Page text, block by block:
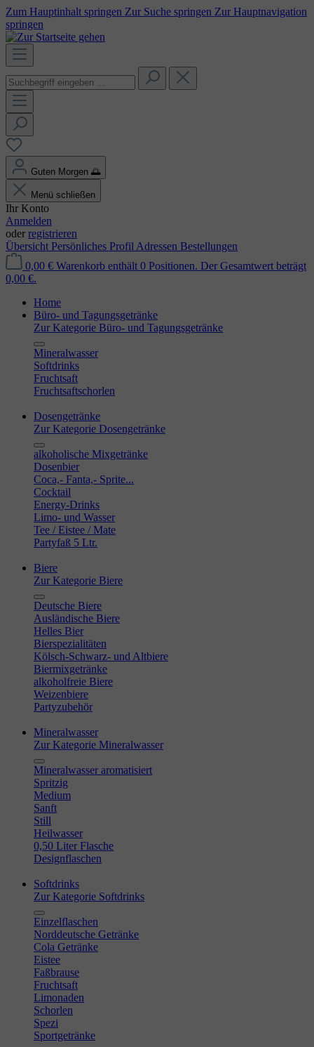
Zum Hauptinhalt springen Zur Suche springen Zur Hauptnavigation
springen
Guten Morgen 🌅
Menü schließen
Ihr Konto
Anmelden
oder registrieren
Übersicht Persönliches Profil Adressen Bestellungen
0,00 € Warenkorb enthält 0 Positionen. Der Gesamtwert beträgt
0,00 €.
Home
Büro- und Tagungsgetränke
Zur Kategorie Büro- und Tagungsgetränke
Mineralwasser
Softdrinks
Fruchtsaft
Fruchtsaftschorlen
Dosengetränke
Zur Kategorie Dosengetränke
alkoholische Mixgetränke
Dosenbier
Coca,- Fanta,- Sprite...
Cocktail
Energy-Drinks
Limo- und Wasser
Tee / Eistee / Mate
Partyfaß 5 Ltr.
Biere
Zur Kategorie Biere
Deutsche Biere
Ausländische Biere
Helles Bier
Bierspezialitäten
Kölsch-Schwarz- und Altbiere
Biermixgetränke
alkoholfreie Biere
Weizenbiere
Partyzubehör
Mineralwasser
Zur Kategorie Mineralwasser
Mineralwasser aromatisiert
Spritzig
Medium
Sanft
Still
Heilwasser
0,50 Liter Flasche
Designflaschen
Softdrinks
Zur Kategorie Softdrinks
Einzelflaschen
Norddeutsche Getränke
Cola Getränke
Eistee
Faßbrause
Fruchtsaft
Limonaden
Schorlen
Spezi
Sportgetränke